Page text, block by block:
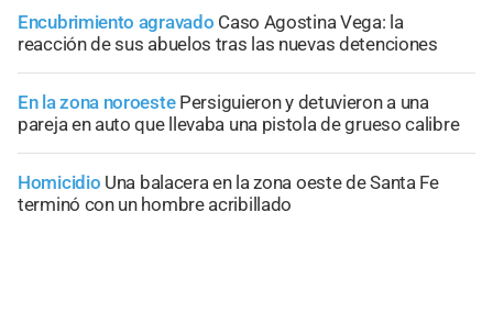
Encubrimiento agravado Caso Agostina Vega: la
reacción de sus abuelos tras las nuevas detenciones
En la zona noroeste Persiguieron y detuvieron a una
pareja en auto que llevaba una pistola de grueso calibre
Homicidio Una balacera en la zona oeste de Santa Fe
terminó con un hombre acribillado